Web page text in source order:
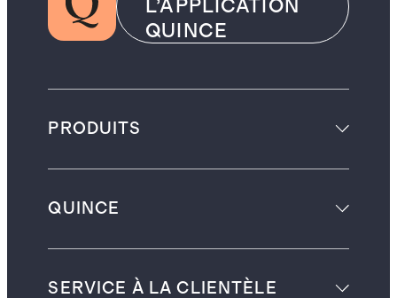
L’APPLICATION
QUINCE
PRODUITS
QUINCE
SERVICE À LA CLIENTÈLE